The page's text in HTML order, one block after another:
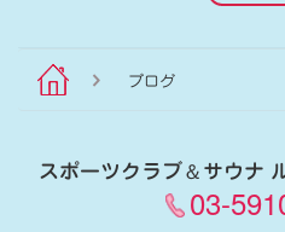
ブログ
スポーツクラブ＆サウナ
03-